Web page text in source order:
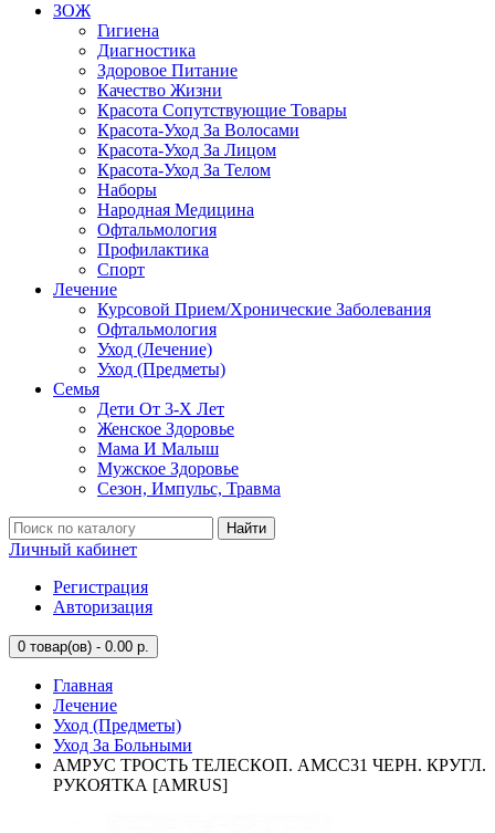
ЗОЖ
Гигиена
Диагностика
Здоровое Питание
Качество Жизни
Красота Сопутствующие Товары
Красота-Уход За Волосами
Красота-Уход За Лицом
Красота-Уход За Телом
Наборы
Народная Медицина
Офтальмология
Профилактика
Спорт
Лечение
Курсовой Прием/Хронические Заболевания
Офтальмология
Уход (Лечение)
Уход (Предметы)
Семья
Дети От 3-Х Лет
Женское Здоровье
Мама И Малыш
Мужское Здоровье
Сезон, Импульс, Травма
Найти
Личный кабинет
Регистрация
Авторизация
0 товар(ов) - 0.00 р.
Главная
Лечение
Уход (Предметы)
Уход За Больными
АМРУС ТРОСТЬ ТЕЛЕСКОП. АМСС31 ЧЕРН. КРУГЛ.
РУКОЯТКА [AMRUS]